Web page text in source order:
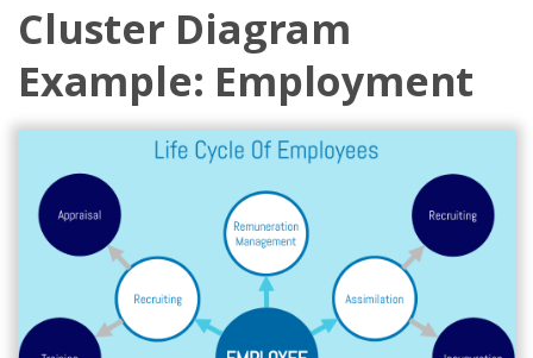
Cluster Diagram
Example: Employment